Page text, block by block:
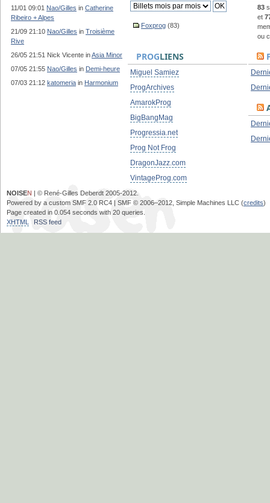
11/01 09:01 Nao/Gilles in Catherine
Ribeiro + Alpes
21/09 21:10 Nao/Gilles in Troisième
Rive
26/05 21:51 Nick Vicente inAsia Minor
07/05 21:55 Nao/Gilles in Demi-heure
07/03 21:12 katomeria in Harmonium
Foxprog (83)
83
et
ou
PROGLIENS
Miguel Samiez
ProgArchives
AmarokProg
BigBangMag
Progressia.net
Prog Not Frog
DragonJazz.com
VintageProg.com
NOISEN | © René-Gilles Deberdt 2005-2012.
Powered by a custom SMF 2.0 RC4 | SMF © 2006–2012, Simple Machines LLC (credits)
Page created in 0.054 seconds with 20 queries.
XHTML
RSS feed